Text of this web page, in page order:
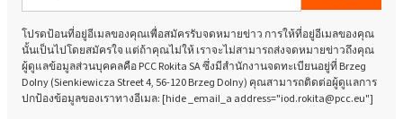
โปรดป้อนที่อยู่อีเมลของคุณเพื่อสมัครรับจดหมายข่าว การให้ที่อยู่อีเมลของคุณ
นั้นเป็นไปโดยสมัครใจ แต่ถ้าคุณไม่ให้ เราจะไม่สามารถส่งจดหมายข่าวถึงคุณ
ผู้ดูแลข้อมูลส่วนบุคคลคือ PCC Rokita SA ซึ่งมีสำนักงานจดทะเบียนอยู่ที่ Brzeg
Dolny (Sienkiewicza Street 4, 56-120 Brzeg Dolny) คุณสามารถติดต่อผู้ดูแลการ
ปกป้องข้อมูลของเราทางอีเมล: [hide _email_a address="iod.rokita@pcc.eu"]